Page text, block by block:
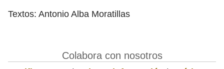
Textos: Antonio Alba Moratillas
Colabora con nosotros